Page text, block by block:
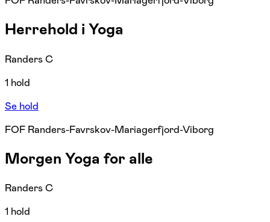
Herrehold i Yoga
Randers C
1 hold
Se hold
FOF Randers-Favrskov-Mariagerfjord-Viborg
Morgen Yoga for alle
Randers C
1 hold